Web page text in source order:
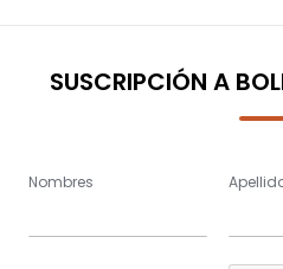
SUSCRIPCIÓN A
Nombres